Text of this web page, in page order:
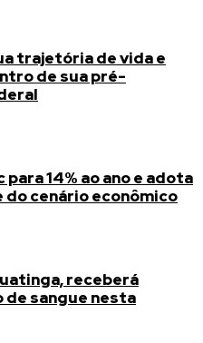
trajetória de vida e
de sua pré-
14% ao ano e adota
cenário econômico
receberá
de sangue nesta